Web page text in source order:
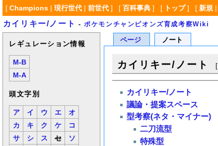
[ Champions| 現行世代| 前世代] [ 百科事典] [ トップ] [ 新規|
カイリキー/ノート - ポケモンチャンピオンズ育成考察Wiki
レギュレーション情報
M-B
M-A
頭文字別
ア イ ウ エ
オ
カ
キ ク ケ
コ
サ
シ ス セ
ソ
ページ ノート
カイリキー/ノート [
カイリキー/ノート
議論・提案スペース
型考察(ネタ・マイナー)
二刀流型
特殊型